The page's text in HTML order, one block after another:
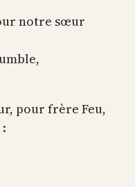
notre sœur
pour frère Feu,